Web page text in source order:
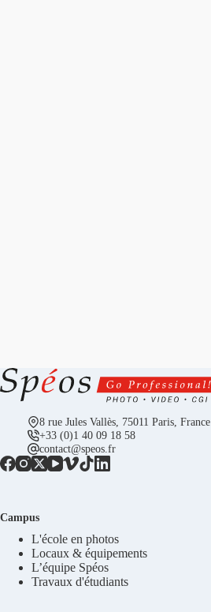
8 rue Jules Vallès, 75011 Paris, France
+33 (0)1 40 09 18 58
contact@speos.fr
Campus
L'école en photos
Locaux & équipements
L’équipe Spéos
Travaux d'étudiants